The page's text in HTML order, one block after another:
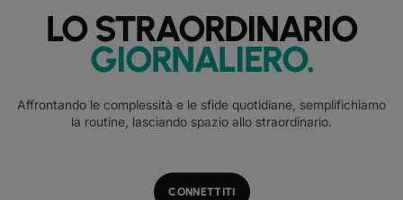
LO STRAORDINARIO
GIORNALIERO.
Affrontando le complessità e le sfide quotidiane, semplifichiamo
la routine, lasciando spazio allo straordinario.
CONNETTITI